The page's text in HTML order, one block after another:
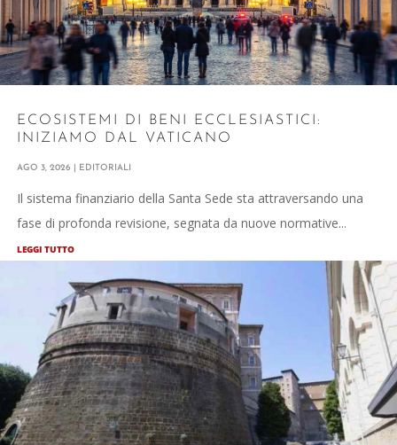
ECOSISTEMI DI BENI ECCLESIASTICI:
INIZIAMO DAL VATICANO
AGO 3, 2026 EDITORIALI
Il sistema finanziario della Santa Sede sta attraversando una
fase di profonda revisione, segnata da nuove normative...
LEGGI TUTTO